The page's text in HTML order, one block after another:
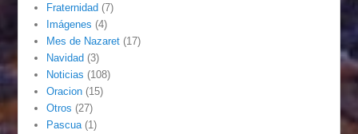
Fraternidad (7)
Imágenes (4)
Mes de Nazaret (17)
Navidad (3)
Noticias (108)
Oracion (15)
Otros (27)
Pascua (1)